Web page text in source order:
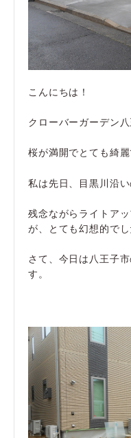
こんにちは！
クローバーガーデン
桜が満開でとても綺麗
私は先日、目黒川沿
残念ながらライトア
が、とても幻想的でし
さて、今日は八王子
す。